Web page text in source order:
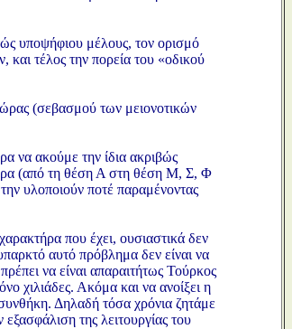
υποψήφιου μέλους, τον ορισμό
τέλος την πορεία του «οδικού
(σεβασμού των μειονοτικών
να ακούμε την ίδια ακριβώς
(από τη θέση Α στη θέση Μ, Σ, Φ
υλοποιούν ποτέ παραμένοντας
που έχει, ουσιαστικά δεν
αυτό πρόβλημα δεν είναι να
να είναι απαραιτήτως Τούρκος
χιλιάδες. Ακόμα και να ανοίξει η
Δηλαδή τόσα χρόνια ζητάμε
της λειτουργίας του